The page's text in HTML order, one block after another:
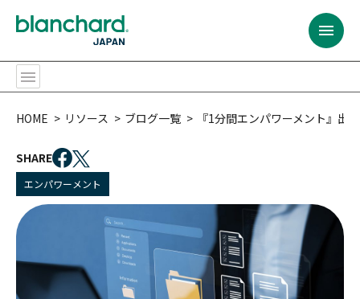
HOME リソース ブログ一覧 『1分間エンパワーメント』出
SHARE
エンパワーメント
提供するサービス
プログラムの対象者
コンテンツ
リソース
BACK
提供するサービス
リーダーシップ開発
サービス内容
カスタム・ソリューション
BACK
リーダーシップ開発プログラム
ラーニング・ジャーニー
バーチャル＆オンライン研修プログラム
BACK
ファシリテーション
モデレーションとコミュニティ管理
BACK
ラーニング・ジャーニー
オーダーメイドの学習体験
BACK
プログラムの対象者
全ての階層のリーダー
組織
トレーニング・プロフェッショナル
BACK
ポテンシャル人材・
新任マネージャー
経験豊富なリーダー
BACK
コンテンツ
研修プログラム
課題
多様な研修実施方法
BACK
SLII®. Powering
マネジメント・ エッセンシャルズ
信頼関係の構築
BACK
BACK
リソース
ベストセラー
イグナイト・ニュースレター
今後のウェブセミナー
BACK
ブランチャード・
ジャパンとは
会社概要
パートナー・トレーナー
BACK
パートナー・トレーナー